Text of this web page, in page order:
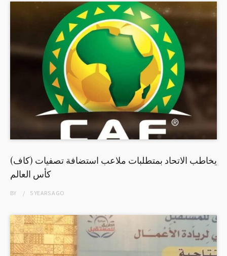
(كاف) يخاطب الاتحاد بمتطلبات ملاعب استضافة تصفيات
كأس العالم
BY 5 YEARSAGO